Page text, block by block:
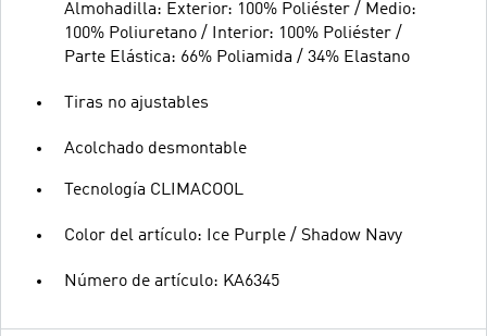
Almohadilla: Exterior: 100% Poliéster / Medio:
100% Poliuretano / Interior: 100% Poliéster /
Parte Elástica: 66% Poliamida / 34% Elastano
Tiras no ajustables
Acolchado desmontable
Tecnología CLIMACOOL
Color del artículo: Ice Purple / Shadow Navy
Número de artículo: KA6345